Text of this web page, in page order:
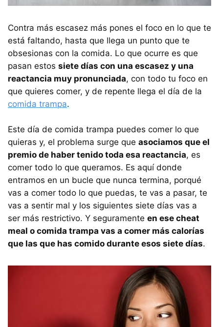
Contra más escasez más pones el foco en lo que te
está faltando, hasta que llega un punto que te
obsesionas con la comida. Lo que ocurre es que
pasan estos siete días con una escasez y una
reactancia muy pronunciada, con todo tu foco en
que quieres comer, y de repente llega el día de la
comida trampa.
Este día de comida trampa puedes comer lo que
quieras y, el problema surge que asociamos que el
premio de haber tenido toda esa reactancia, es
comer todo lo que queramos. Es aquí donde
entramos en un bucle que nunca termina, porqué
vas a comer todo lo que puedas, te vas a pasar, te
vas a sentir mal y los siguientes siete días vas a
ser más restrictivo. Y seguramente en ese cheat
meal o comida trampa vas a comer más calorías
que las que has comido durante esos siete días.